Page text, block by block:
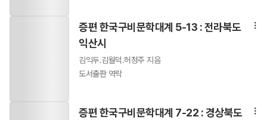
증편 한국구비문학대계 5-13 : 전라북도
익산시
김익두.김월덕.허정주 지음
도서출판 역락
증편 한국구비문학대계 7-22 : 경상북도